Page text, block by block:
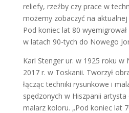
reliefy, rzeźby czy prace w
możemy zobaczyć na
Pod koniec lat 80
w latach 90-tych do Nowego
Karl Stenger ur. w 1925 roku w
2017 r. w Toskanii. Tworzył
łącząc techniki rysunkowe i
spędzonych w Hiszpanii artysta
malarz koloru. „Pod koniec lat